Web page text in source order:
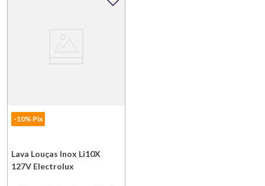
-10% Pix
Lava Louças Inox Li10X
127V Electrolux